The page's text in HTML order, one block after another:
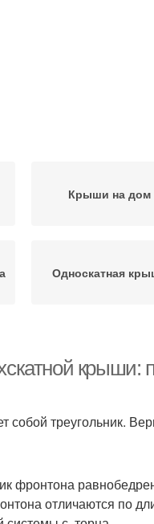
Крыши на дом
Односкатная
треугольник.
фронтона
отличаются по